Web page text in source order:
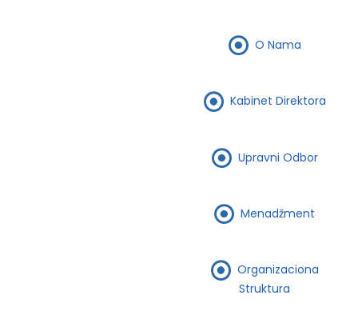
O Nama
Kabinet Direktora
Upravni Odbor
Menadžment
Organizaciona
Struktura